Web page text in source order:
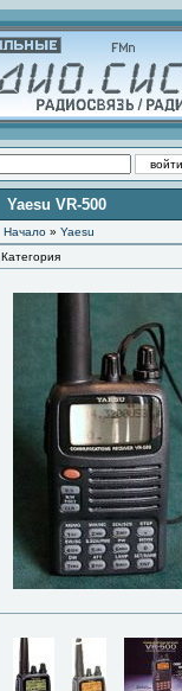
Yaesu VR-500
Начало » Yaesu
Категория